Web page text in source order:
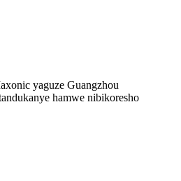
yaguze Guangzhou
hamwe nibikoresho